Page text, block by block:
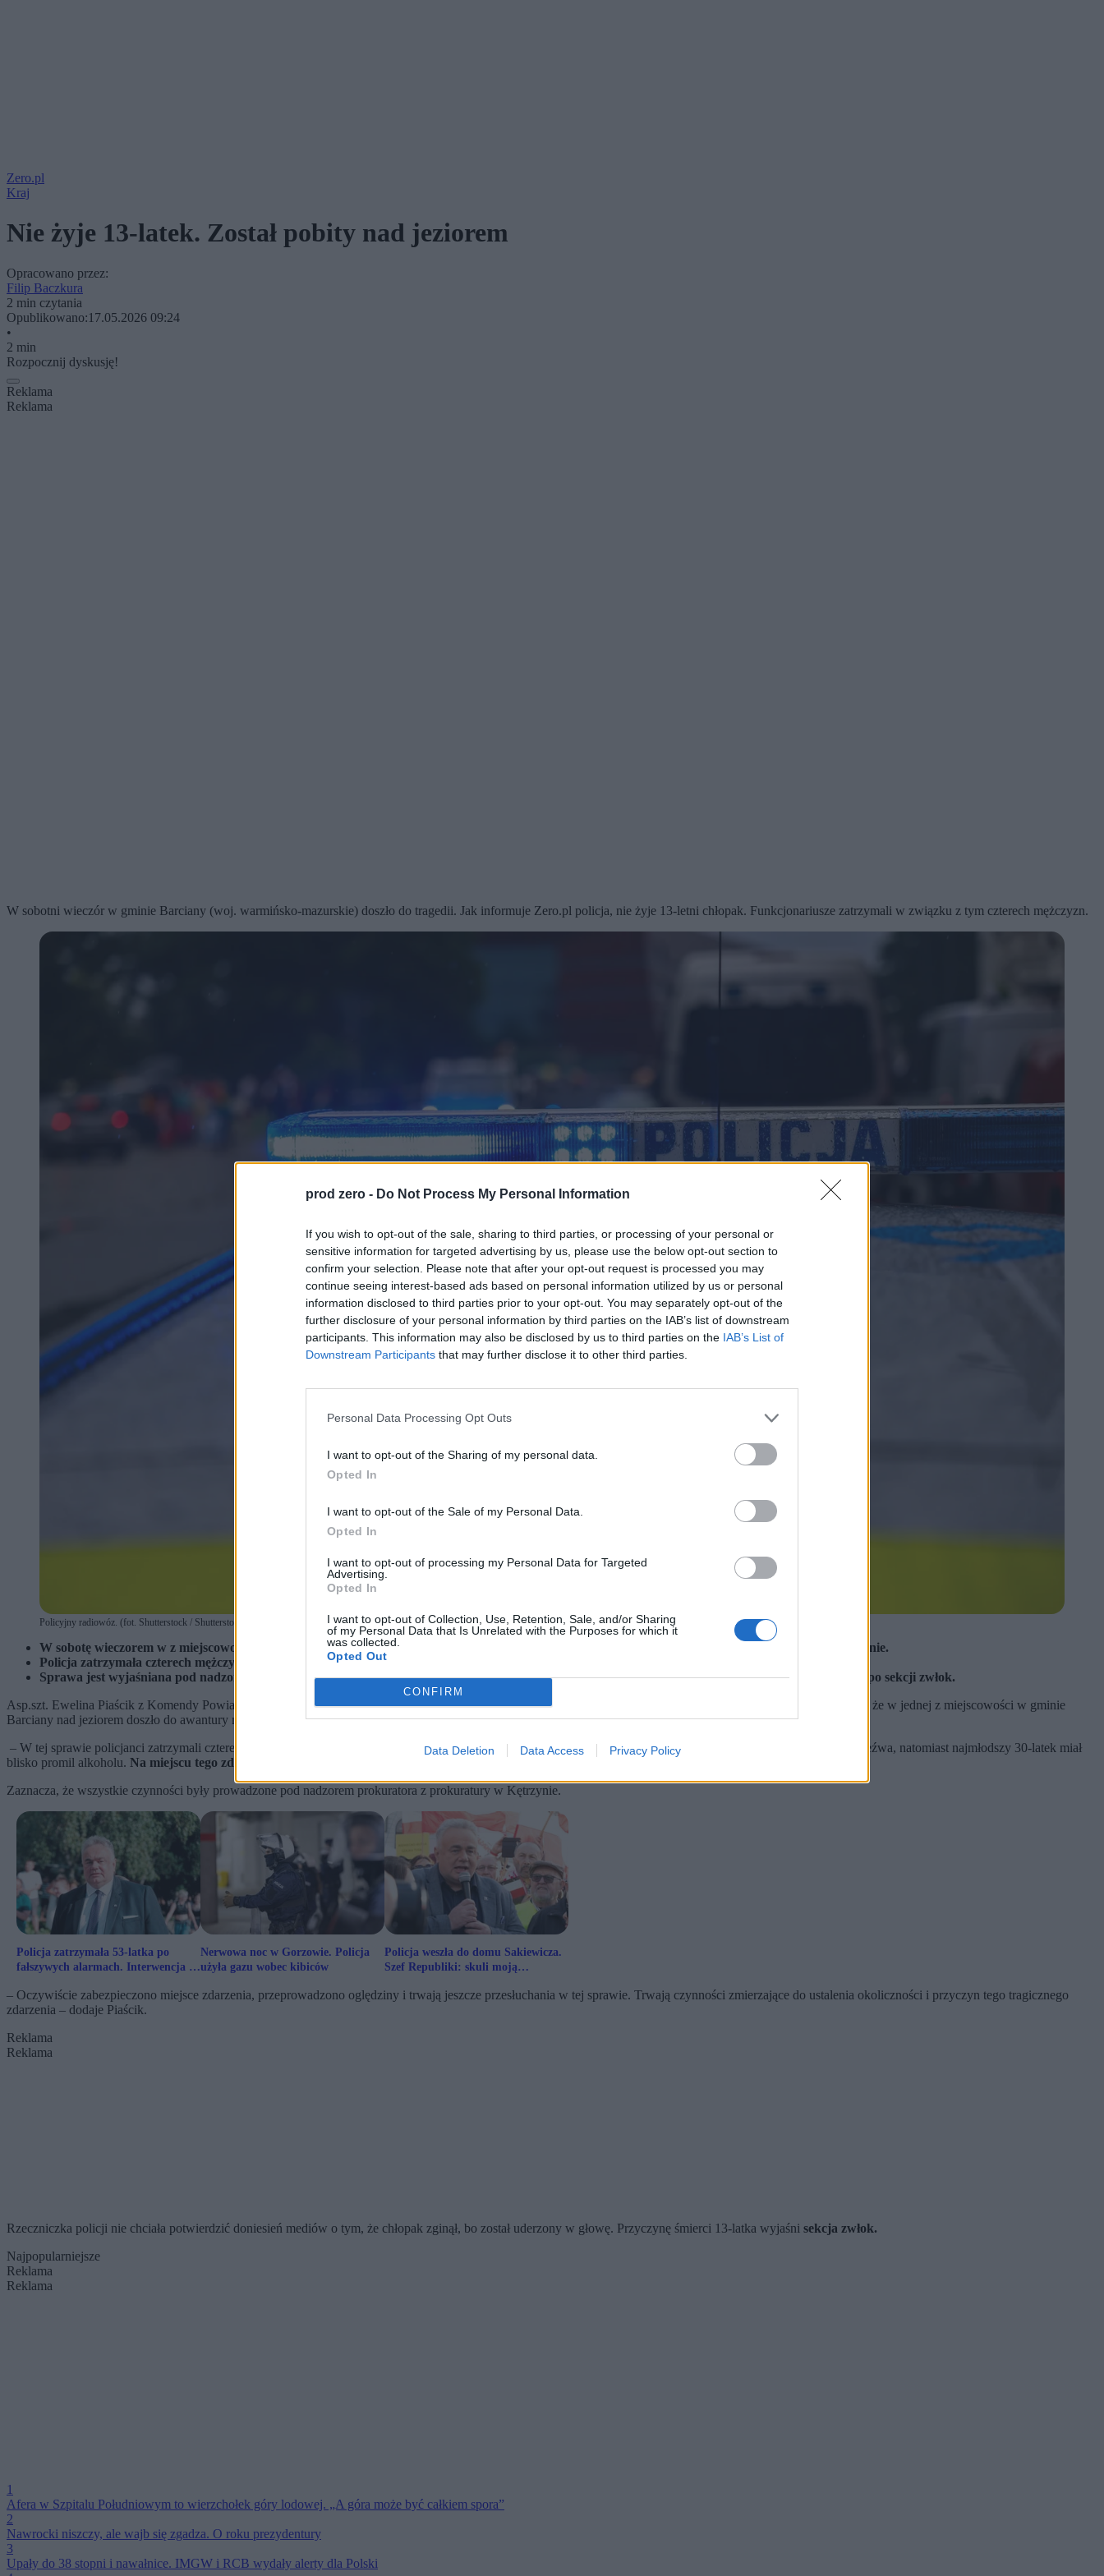
prod zero - Do Not Process My Personal Information
If you wish to opt-out of the sale, sharing to third parties, or processing of your personal or
sensitive information for targeted advertising by us, please use the below opt-out section to
confirm your selection. Please note that after your opt-out request is processed you may
continue seeing interest-based ads based on personal information utilized by us or personal
information disclosed to third parties prior to your opt-out. You may separately opt-out of the
further disclosure of your personal information by third parties on the IAB’s list of downstream
participants. This information may also be disclosed by us to third parties on the IAB’s List of
Downstream Participants that may further disclose it to other third parties.
Personal Data Processing Opt Outs
I want to opt-out of the Sharing of my personal data.
Opted In
I want to opt-out of the Sale of my Personal Data.
Opted In
I want to opt-out of processing my Personal Data for Targeted
Advertising.
Opted In
I want to opt-out of Collection, Use, Retention, Sale, and/or Sharing
of my Personal Data that Is Unrelated with the Purposes for which it
was collected.
Opted Out
CONFIRM
Data Deletion Data Access Privacy Policy
Zero.pl
Kraj
Nie żyje 13-latek. Został pobity nad jeziorem
Opracowano przez:
Filip Baczkura
2 min czytania
Opublikowano:17.05.2026 09:24
•
2 min
Rozpocznij dyskusję!
Reklama
Reklama
W sobotni wieczór w gminie Barciany (woj. warmińsko-mazurskie) doszło do tragedii. Jak informuje Zero.pl policja, nie żyje 13-letni chłopak. Funkcjonariusze zatrzymali w związku z tym czterech mężczyzn.
Policyjny radiowóz. (fot. Shutterstock / Shutterstock)
W sobotę wieczorem w z miejscowości Arklity zginął 13-letni chłopiec – potwierdziła asp. szt. Ewelina Piaścik z Komendy Powiatowej Policji w Kętrzynie.
Policja zatrzymała czterech mężczyzn w wieku od 30 do 43 lat, z których jeden był pod wpływem alkoholu, a pozostali byli trzeźwi.
Sprawa jest wyjaśniana pod nadzorem prokuratury, trwają przesłuchania i czynności dochodzeniowe, a przyczyna śmierci dziecka zostanie ustalona po sekcji zwłok.
Asp.szt. Ewelina Piaścik z Komendy Powiatowej Policji w Kętrzynie potwierdziła w rozmowie z Zero.pl, że w sobotę ok. godz. 20 na komisariat spłynęło zgłoszenie, że w jednej z miejscowości w gminie
Barciany nad jeziorem doszło do awantury między grupą osób,wskutek której śmierć poniósł 13-letni chłopiec.
– W tej sprawie policjanci zatrzymali czterech mężczyzn w wieku od 30 do 43 lat. Zostało przeprowadzone badanie trzeźwości tych mężczyzn. Trójka z nich była trzeźwa, natomiast najmłodszy 30-latek miał
blisko promil alkoholu. Na miejscu tego zdarzenia działała grupa dochodzeniowo-śledcza
Zaznacza, że wszystkie czynności były prowadzone pod nadzorem prokuratora z prokuratury w Kętrzynie.
Policja zatrzymała 53-latka po
fałszywych alarmach. Interwencja w
Nerwowa noc w Gorzowie. Policja
użyła gazu wobec kibiców
Policja weszła do domu Sakiewicza.
Szef Republiki: skuli moją
– Oczywiście zabezpieczono miejsce zdarzenia, przeprowadzono oględziny i trwają jeszcze przesłuchania w tej sprawie. Trwają czynności zmierzające do ustalenia okoliczności i przyczyn tego tragicznego
zdarzenia – dodaje Piaścik.
Reklama
Reklama
Rzeczniczka policji nie chciała potwierdzić doniesień mediów o tym, że chłopak zginął, bo został uderzony w głowę. Przyczynę śmierci 13-latka wyjaśni sekcja zwłok.
Najpopularniejsze
Reklama
Reklama
1
Afera w Szpitalu Południowym to wierzchołek góry lodowej. „A góra może być całkiem spora”
2
Nawrocki niszczy, ale wajb się zgadza. O roku prezydentury
3
Upały do 38 stopni i nawałnice. IMGW i RCB wydały alerty dla Polski